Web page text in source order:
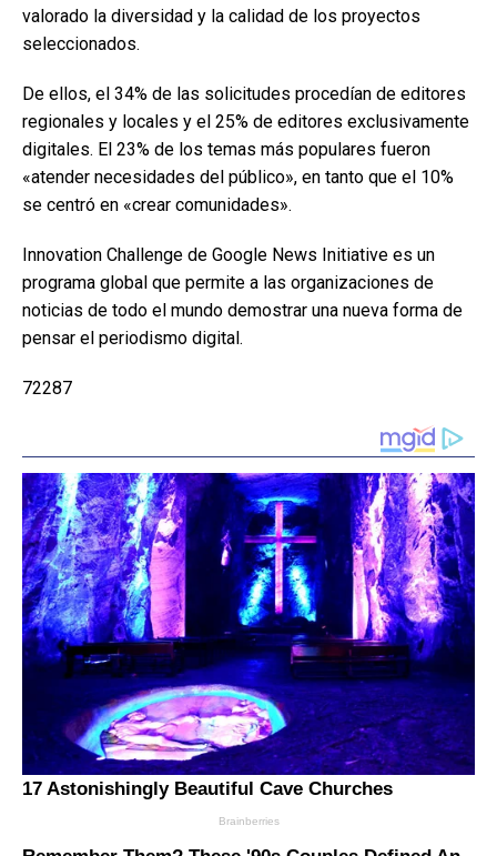
valorado la diversidad y la calidad de los proyectos
seleccionados.
De ellos, el 34% de las solicitudes procedían de editores
regionales y locales y el 25% de editores exclusivamente
digitales. El 23% de los temas más populares fueron
«atender necesidades del público», en tanto que el 10%
se centró en «crear comunidades».
Innovation Challenge de Google News Initiative es un
programa global que permite a las organizaciones de
noticias de todo el mundo demostrar una nueva forma de
pensar el periodismo digital.
72287